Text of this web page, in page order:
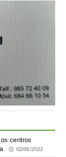
centros
02/06/2022